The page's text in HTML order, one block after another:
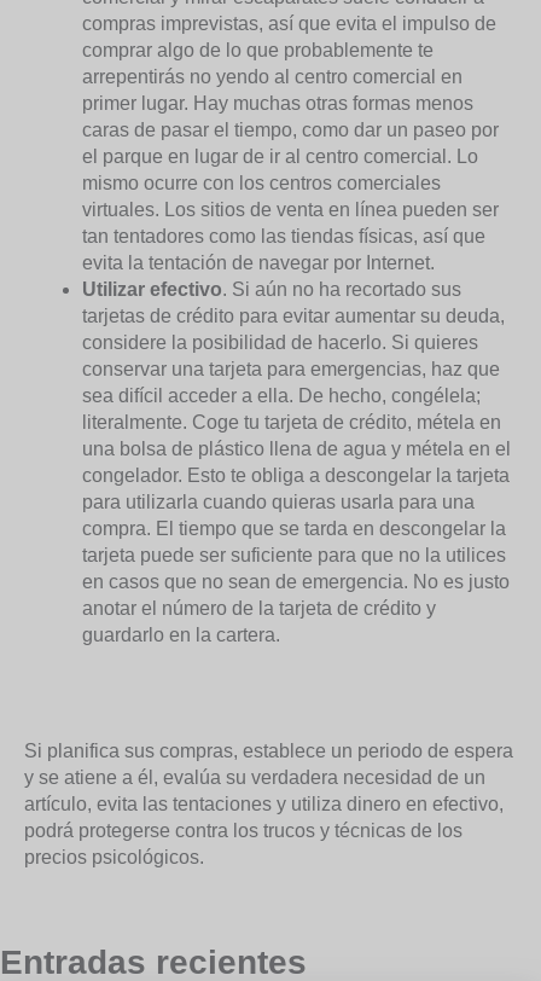
compras imprevistas, así que evita el impulso de
comprar algo de lo que probablemente te
arrepentirás no yendo al centro comercial en
primer lugar. Hay muchas otras formas menos
caras de pasar el tiempo, como dar un paseo por
el parque en lugar de ir al centro comercial. Lo
mismo ocurre con los centros comerciales
virtuales. Los sitios de venta en línea pueden ser
tan tentadores como las tiendas físicas, así que
evita la tentación de navegar por Internet.
Utilizar efectivo. Si aún no ha recortado sus
tarjetas de crédito para evitar aumentar su deuda,
considere la posibilidad de hacerlo. Si quieres
conservar una tarjeta para emergencias, haz que
sea difícil acceder a ella. De hecho, congélela;
literalmente. Coge tu tarjeta de crédito, métela en
una bolsa de plástico llena de agua y métela en el
congelador. Esto te obliga a descongelar la tarjeta
para utilizarla cuando quieras usarla para una
compra. El tiempo que se tarda en descongelar la
tarjeta puede ser suficiente para que no la utilices
en casos que no sean de emergencia. No es justo
anotar el número de la tarjeta de crédito y
guardarlo en la cartera.
Si planifica sus compras, establece un periodo de espera
y se atiene a él, evalúa su verdadera necesidad de un
artículo, evita las tentaciones y utiliza dinero en efectivo,
podrá protegerse contra los trucos y técnicas de los
precios psicológicos.
Entradas recientes